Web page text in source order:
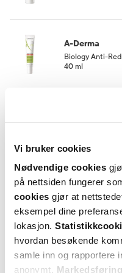
Vi bruker cookies
Nødvendige cookies
på nettsiden fungerer
cookies gjør at
eksempel dine
lokasjon.
hvordan besøkende
samle inn og rapportere
anonymt.
A-Derma
Biology Anti-
40 ml
Utforske A-Derma
ANDRE